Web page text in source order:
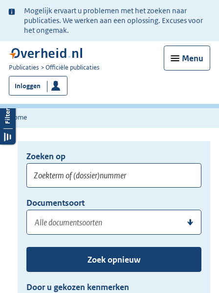
Ter
informatie:
Mogelijk ervaart u problemen met het zoeken naar
publicaties. We werken aan een oplossing. Excuses voor
het ongemak.
Menu
U
bent
nu
hier:
Publicaties Officiële publicaties
Inloggen
Home
Opnieuw
zoeken:
Zoeken op
of
(dossier)nummer
hier
uw
zoekterm
of
(dossier)nummer
in
Documentsoort
of
de
Zoek opnieuw
Door u gekozen kenmerken